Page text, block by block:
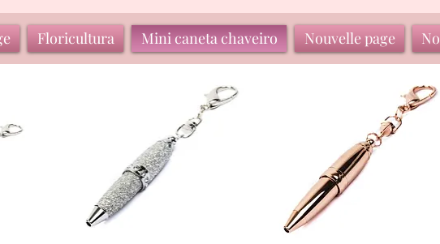
Floricultura Mini caneta chaveiro Nouvelle page